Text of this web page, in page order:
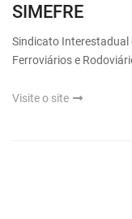
SIMEFRE
Sindicato Interestadual
Ferroviários e
Visite o site